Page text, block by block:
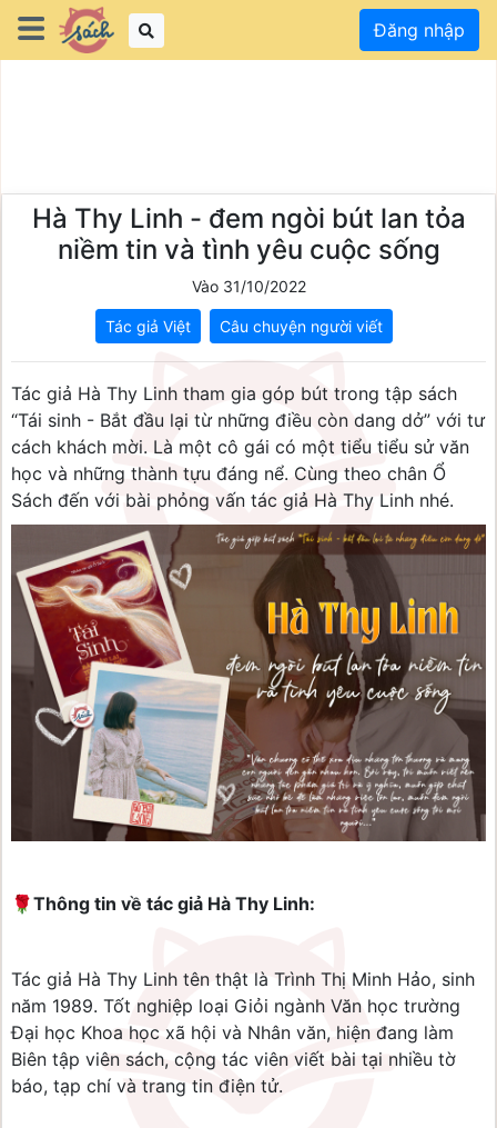
Đăng nhập
Hà Thy Linh - đem ngòi bút lan tỏa
niềm tin và tình yêu cuộc sống
Vào 31/10/2022
Tác giả Việt Câu chuyện người viết
Tác giả Hà Thy Linh tham gia góp bút trong tập sách
“Tái sinh - Bắt đầu lại từ những điều còn dang dở” với tư
cách khách mời. Là một cô gái có một tiểu tiểu sử văn
học và những thành tựu đáng nể. Cùng theo chân Ổ
Sách đến với bài phỏng vấn tác giả Hà Thy Linh nhé.
🌹Thông tin về tác giả Hà Thy Linh:
Tác giả Hà Thy Linh tên thật là Trình Thị Minh Hảo, sinh
năm 1989. Tốt nghiệp loại Giỏi ngành Văn học trường
Đại học Khoa học xã hội và Nhân văn, hiện đang làm
Biên tập viên sách, cộng tác viên viết bài tại nhiều tờ
báo, tạp chí và trang tin điện tử.